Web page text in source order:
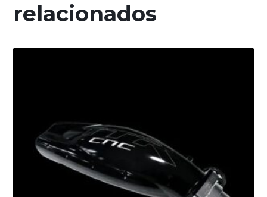
relacionados